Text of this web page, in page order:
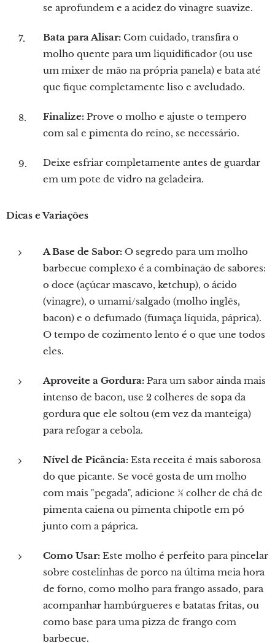
se aprofundem e a acidez do vinagre suavize.
Bata para Alisar: Com cuidado, transfira o
molho quente para um liquidificador (ou use
um mixer de mão na própria panela) e bata até
que fique completamente liso e aveludado.
Finalize: Prove o molho e ajuste o tempero
com sal e pimenta do reino, se necessário.
Deixe esfriar completamente antes de guardar
em um pote de vidro na geladeira.
Dicas e Variações
A Base de Sabor: O segredo para um molho
barbecue complexo é a combinação de sabores:
o doce (açúcar mascavo, ketchup), o ácido
(vinagre), o umami/salgado (molho inglês,
bacon) e o defumado (fumaça líquida, páprica).
O tempo de cozimento lento é o que une todos
eles.
Aproveite a Gordura: Para um sabor ainda mais
intenso de bacon, use 2 colheres de sopa da
gordura que ele soltou (em vez da manteiga)
para refogar a cebola.
Nível de Picância: Esta receita é mais saborosa
do que picante. Se você gosta de um molho
com mais "pegada", adicione ½ colher de chá de
pimenta caiena ou pimenta chipotle em pó
junto com a páprica.
Como Usar: Este molho é perfeito para pincelar
sobre costelinhas de porco na última meia hora
de forno, como molho para frango assado, para
acompanhar hambúrgueres e batatas fritas, ou
como base para uma pizza de frango com
barbecue.